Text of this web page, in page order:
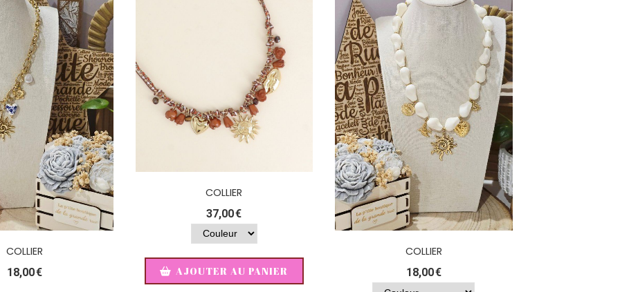
COLLIER
18,00€
COLLIER
37,00€
AJOUTER AU PANIER
COLLIER
18,00€